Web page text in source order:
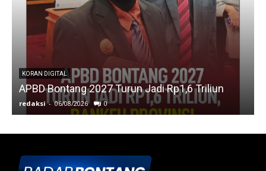
KORAN DIGITAL
APBD Bontang 2027 Turun Jadi Rp1,6 Triliun
redaksi - 06/08/2026 0